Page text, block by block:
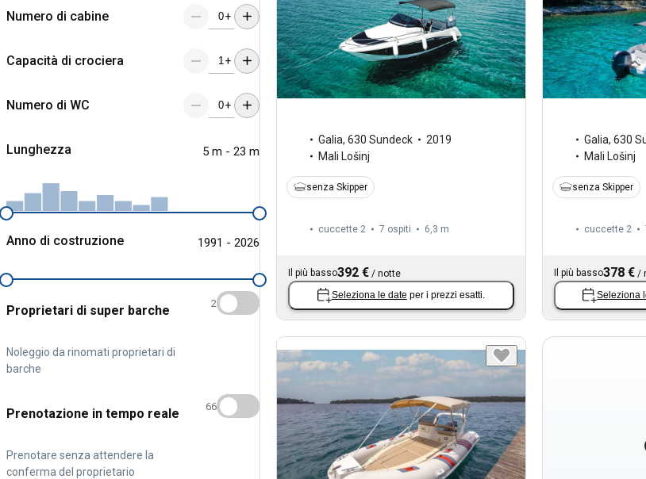
Numero di cabine +
Capacità di crociera +
Numero di WC +
Lunghezza 5 m - 23 m
Anno di costruzione 1991 - 2026
Proprietari di super barche
Noleggio da rinomati proprietari di
barche
2
Prenotazione in tempo reale
Prenotare senza attendere la
conferma del proprietario
66
Galia, 630 Sundeck
2019
Mali Lošinj
senza Skipper
cuccette 2 7 ospiti 6,3 m
Il più basso392 € / notte
Seleziona le date per i prezzi esatti.
Galia, 630
Mali Lošinj
senza Skipper
cuccette 2
Il più basso378 €/
Seleziona